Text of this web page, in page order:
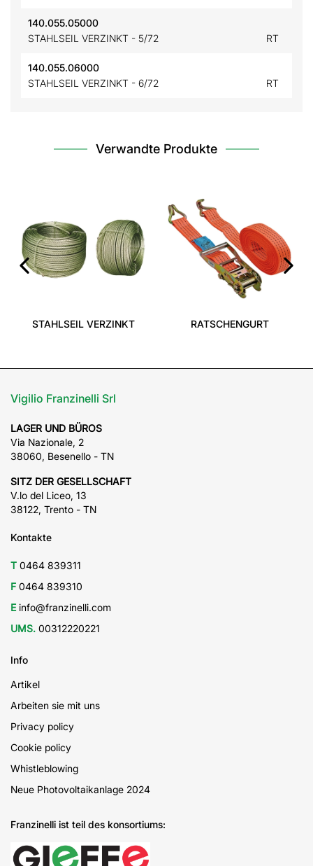
140.055.05000
STAHLSEIL VERZINKT - 5/72
RT
140.055.06000
STAHLSEIL VERZINKT - 6/72
RT
Verwandte Produkte
STAHLSEIL VERZINKT RATSCHENGURT
Vigilio Franzinelli Srl
LAGER UND BÜROS
Via Nazionale, 2
38060, Besenello - TN
SITZ DER GESELLSCHAFT
V.lo del Liceo, 13
38122, Trento - TN
Kontakte
T 0464 839311
F 0464 839310
E info@franzinelli.com
UMS. 00312220221
Info
Artikel
Arbeiten sie mit uns
Privacy policy
Cookie policy
Whistleblowing
Neue Photovoltaikanlage 2024
Franzinelli ist teil des konsortiums: